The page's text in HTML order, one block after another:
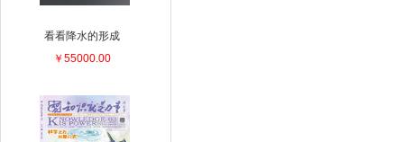
看看降水的形成
￥55000.00